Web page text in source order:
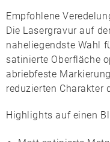
Empfohlene
Die Lasergravur auf
naheliegendste Wahl
satinierte Oberfläche
abriebfeste
reduzierten Charakter
Highlights auf einen